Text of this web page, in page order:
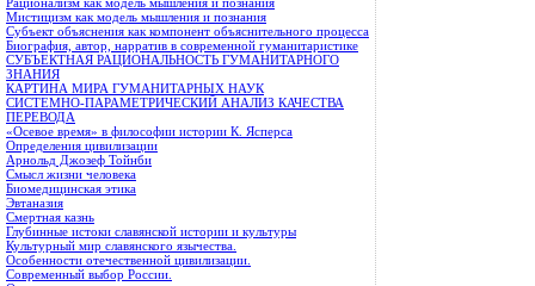
Мистицизм как модель мышления и познания
Субъект объяснения как компонент объяснительного процесса
Биография, автор, нарратив в современной гуманитаристике
СУБЪЕКТНАЯ РАЦИОНАЛЬНОСТЬ ГУМАНИТАРНОГО
ЗНАНИЯ
КАРТИНА МИРА ГУМАНИТАРНЫХ НАУК
СИСТЕМНО-ПАРАМЕТРИЧЕСКИЙ АНАЛИЗ КАЧЕСТВА
ПЕРЕВОДА
«Осевое время» в философии истории К. Ясперса
Определения цивилизации
Арнольд Джозеф Тойнби
Смысл жизни человека
Биомедицинская этика
Эвтаназия
Смертная казнь
Глубинные истоки славянской истории и культуры
Культурный мир славянского язычества.
Особенности отечественной цивилизации.
Современный выбор России.